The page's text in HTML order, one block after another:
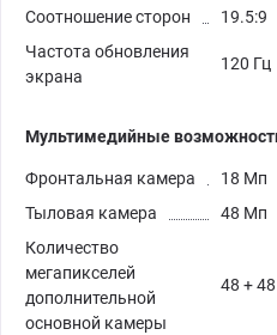
Соотношение сторон
19.5:9
Частота обновления
экрана
120 Гц
Мультимедийные
Фронтальная камера
18 Мп
Тыловая камера
48 Мп
Количество
мегапикселей
дополнительной
основной камеры
48 +